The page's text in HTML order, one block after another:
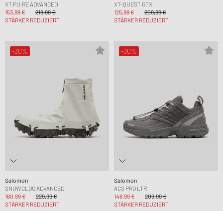
XT PU.RE ADVANCED
153,99 €
219,99 €
STÄRKER REDUZIERT
XT-QUEST GTX
125,99 €
209,99 €
STÄRKER REDUZIERT
-30%
Salomon
SNOWCLOG ADVANCED
160,99 €
229,99 €
STÄRKER REDUZIERT
-30%
Salomon
ACS PRO LTR
146,99 €
209,99 €
STÄRKER REDUZIERT